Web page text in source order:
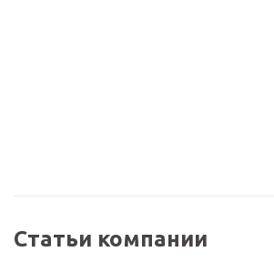
Статьи компании